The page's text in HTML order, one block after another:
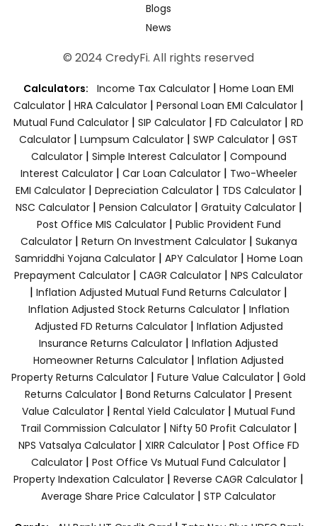
Blogs
News
© 2024 CredyFi. All rights reserved
Calculators: Income Tax Calculator | Home Loan EMI
Calculator | HRA Calculator | Personal Loan EMI Calculator |
Mutual Fund Calculator | SIP Calculator | FD Calculator | RD
Calculator | Lumpsum Calculator | SWP Calculator | GST
Calculator| Simple Interest Calculator| Compound
Interest Calculator| Car Loan Calculator| Two-Wheeler
EMI Calculator| Depreciation Calculator| TDS Calculator|
NSC Calculator| Pension Calculator| Gratuity Calculator|
Post Office MIS Calculator| Public Provident Fund
Calculator| Return On Investment Calculator| Sukanya
Samriddhi Yojana Calculator| APY Calculator| Home Loan
Prepayment Calculator | CAGR Calculator | NPS Calculator
| Inflation Adjusted Mutual Fund Returns Calculator |
Inflation Adjusted Stock Returns Calculator| Inflation
Adjusted FD Returns Calculator| Inflation Adjusted
Insurance Returns Calculator | Inflation Adjusted
Homeowner Returns Calculator | Inflation Adjusted
Property Returns Calculator | Future Value Calculator | Gold
Returns Calculator | Bond Returns Calculator | Present
Value Calculator | Rental Yield Calculator | Mutual Fund
Trail Commission Calculator| Nifty 50 Profit Calculator|
NPS Vatsalya Calculator| XIRR Calculator| Post Office FD
Calculator| Post Office Vs Mutual Fund Calculator|
Property Indexation Calculator | Reverse CAGR Calculator |
Average Share Price Calculator | STP Calculator